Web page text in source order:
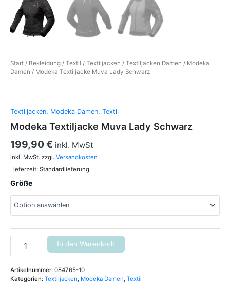
Start / Bekleidung / Textil / Textiljacken / Textiljacken Damen / Modeka
Damen / Modeka Textiljacke Muva Lady Schwarz
Textiljacken, Modeka Damen, Textil
Modeka Textiljacke Muva Lady Schwarz
199,90€ inkl. MwSt
inkl. MwSt. zzgl. Versandkosten
Lieferzeit: Standardlieferung
Größe
In den Warenkorb
Artikelnummer: 084765-10
Kategorien: Textiljacken, Modeka Damen, Textil